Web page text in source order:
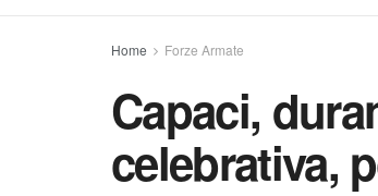
Home Forze Armate
Capaci,
celebrativa,